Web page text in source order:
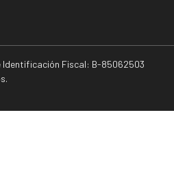
Identificación Fiscal: B-85062503